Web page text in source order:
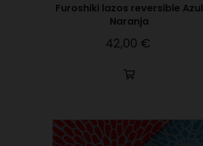
Furoshiki lazos reversible Azul
Naranja
Precio
42,00 €